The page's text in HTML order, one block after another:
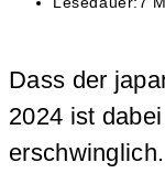
Dass der
2024 ist